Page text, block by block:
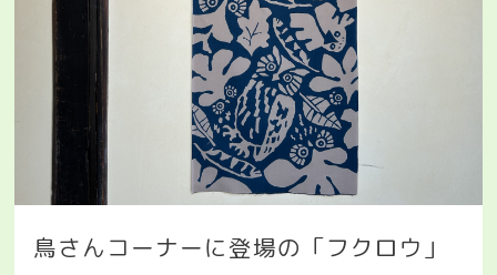
鳥さんコーナーに登場の「フクロウ」